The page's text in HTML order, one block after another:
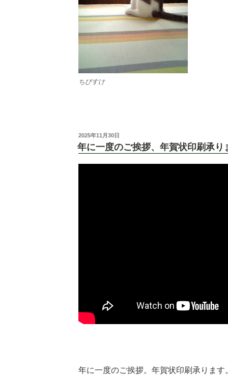
ちびすけ
投
稿
日:
2025年11月30日
年に一度のご挨拶、年賀状印刷承り
年に一度のご挨拶。年賀状印刷承ります